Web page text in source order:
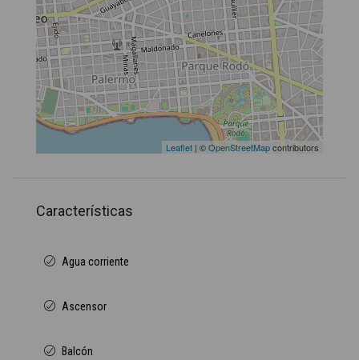
Leaflet | ©OpenStreetMapcontributors
Características
Agua corriente
Ascensor
Balcón